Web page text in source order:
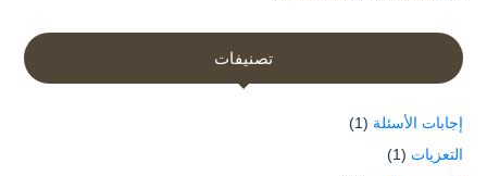
تصنيفات
إجابات الأسئلة (1)
التعزيات (1)